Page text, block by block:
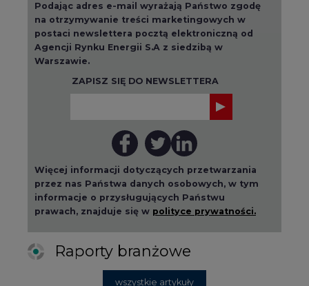
prawach, znajduje się w polityce prywatności.
Raporty branżowe
po węglu"? (raport)